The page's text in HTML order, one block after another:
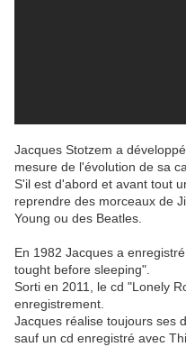
Jacques Stotzem a
mesure de l'évolution de sa
S'il est d'abord et avant tout
reprendre des morceaux de
Young ou des Beatles.
En 1982 Jacques a
tought before sleeping".
Sorti en 2011, le cd "Lonely
enregistrement.
Jacques réalise toujours ses
sauf un cd enregistré avec